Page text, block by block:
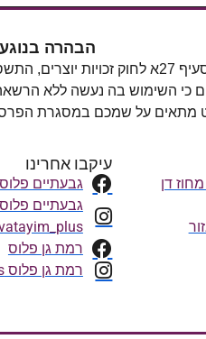
הבהרה
כי השימוש בה נעשה ללא
מתאים על שמכם במסגרת
דן
עיקבו אחרינו
גבעתיים פלוס
גבעתיים פלוס
רמת גן פלוס
רמת גן פלוס ramatganplus